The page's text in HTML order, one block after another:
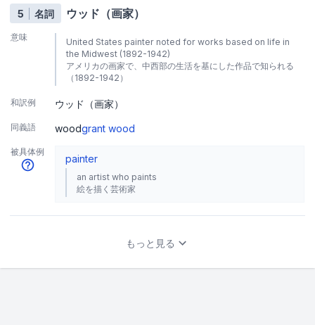
5 名詞 ウッド（画家）
意味
United States painter noted for works based on life in
the Midwest (1892-1942)
アメリカの画家で、中西部の生活を基にした作品で知られる
（1892-1942）
和訳例 ウッド（画家）
同義語 woodgrant wood
被具体例
painter
an artist who paints
絵を描く芸術家
もっと見る